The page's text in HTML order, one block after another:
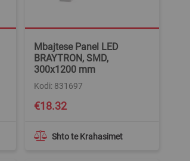
Mbajtese Panel LED
BRAYTRON, SMD,
300x1200 mm
Kodi: 831697
Shto te Krahasimet
€18.32